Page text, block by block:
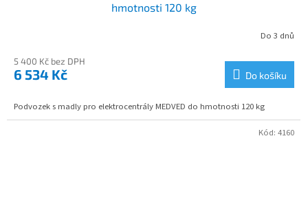
hmotnosti 120 kg
Do 3 dnů
5 400 Kč bez DPH
6 534 Kč Do košíku
Podvozek s madly pro elektrocentrály MEDVED do hmotnosti 120 kg
Kód: 4160